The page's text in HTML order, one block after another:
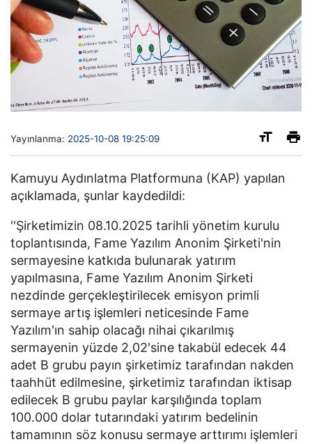
Yayınlanma: 2025-10-08 19:25:09
Kamuyu Aydınlatma Platformuna (KAP) yapılan
açıklamada, şunlar kaydedildi:
''Şirketimizin 08.10.2025 tarihli yönetim kurulu
toplantısında, Fame Yazılım Anonim Şirketi'nin
sermayesine katkıda bulunarak yatırım
yapılmasına, Fame Yazılım Anonim Şirketi
nezdinde gerçekleştirilecek emisyon primli
sermaye artış işlemleri neticesinde Fame
Yazılım'ın sahip olacağı nihai çıkarılmış
sermayenin yüzde 2,02'sine takabül edecek 44
adet B grubu payın şirketimiz tarafından nakden
taahhüt edilmesine, şirketimiz tarafından iktisap
edilecek B grubu paylar karşılığında toplam
100.000 dolar tutarındaki yatırım bedelinin
tamamının söz konusu sermaye arttırımı işlemleri